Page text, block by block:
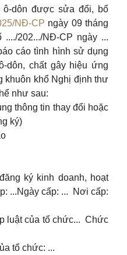
ô-dôn được sửa đổi, bổ
NĐ-CP ngày 09 tháng
202.../NĐ-CP ngày ...
cáo tình hình sử dụng
dôn, chất gây hiệu ứng
khuôn khổ Nghị định thư
như sau:
thông tin thay đổi hoặc
ký)
ký kinh doanh, hoạt
...Ngày cấp: ... Nơi cấp:
luật của tổ chức... Chức
tổ chức: ...